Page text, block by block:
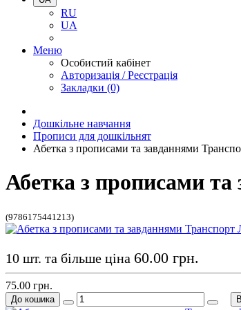
RU
UA
Меню
Особистий кабінет
Авторизація / Реєстрація
Закладки (0)
Дошкільне навчання
Прописи для дошкільнят
Абетка з прописами та завданнями
Абетка з прописами та
(9786175441213)
10 шт. та більше ціна 60.00 грн.
75.00 грн.
До кошика